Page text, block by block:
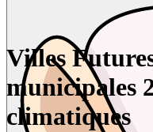
Villes
municipales
climatiques